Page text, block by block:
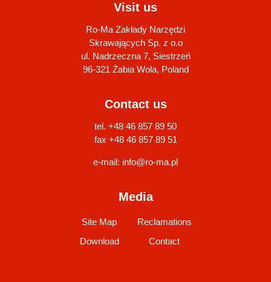
Visit us
Ro-Ma Zakłady Narzędzi
Skrawających Sp. z o.o
ul. Nadrzeczna 7, Siestrzeń
96-321 Żabia Wola, Poland
Contact us
tel. +48 46 857 89 50
fax +48 46 857 89 51
e-mail: info@ro-ma.pl
Media
Site Map
Download
Reclamations
Contact